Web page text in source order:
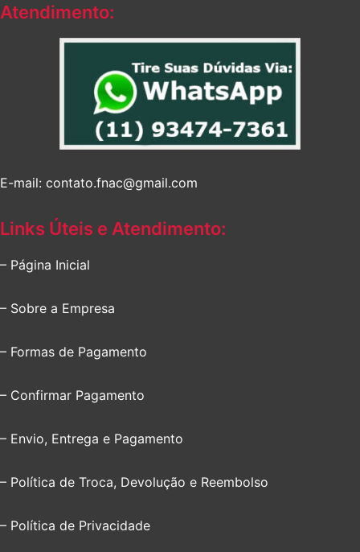
Atendimento:
E-mail: contato.fnac@gmail.com
Links Úteis e Atendimento:
– Página Inicial
– Sobre a Empresa
– Formas de Pagamento
– Confirmar Pagamento
– Envio, Entrega e Pagamento
– Política de Troca, Devolução e Reembolso
– Política de Privacidade